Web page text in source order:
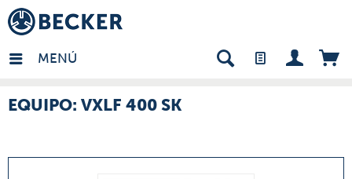
MENÚ
- ES
EQUIPO: VXLF 400 SK